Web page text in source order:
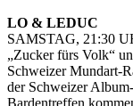
LO & LEDUC
SAMSTAG, 21:30
„Zucker fürs Volk“
Schweizer Mundart-
der Schweizer